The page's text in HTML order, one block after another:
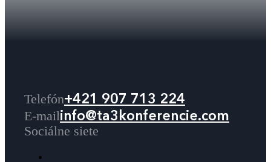
Telefón+421 907 713 224
E-mailinfo@ta3konferencie.com
Sociálne siete